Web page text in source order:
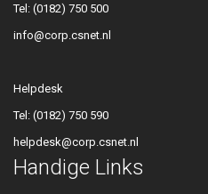
Tel: (0182) 750 500
info@corp.csnet.nl
Helpdesk
Tel: (0182) 750 590
helpdesk@corp.csnet.nl
Handige Links